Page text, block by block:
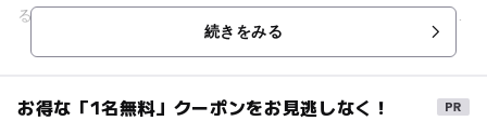
る伝説が数多く残っています。幅約60メートルの砂浜が、約32
続きをみる
お得な「1名無料」クーポンをお見逃しなく！